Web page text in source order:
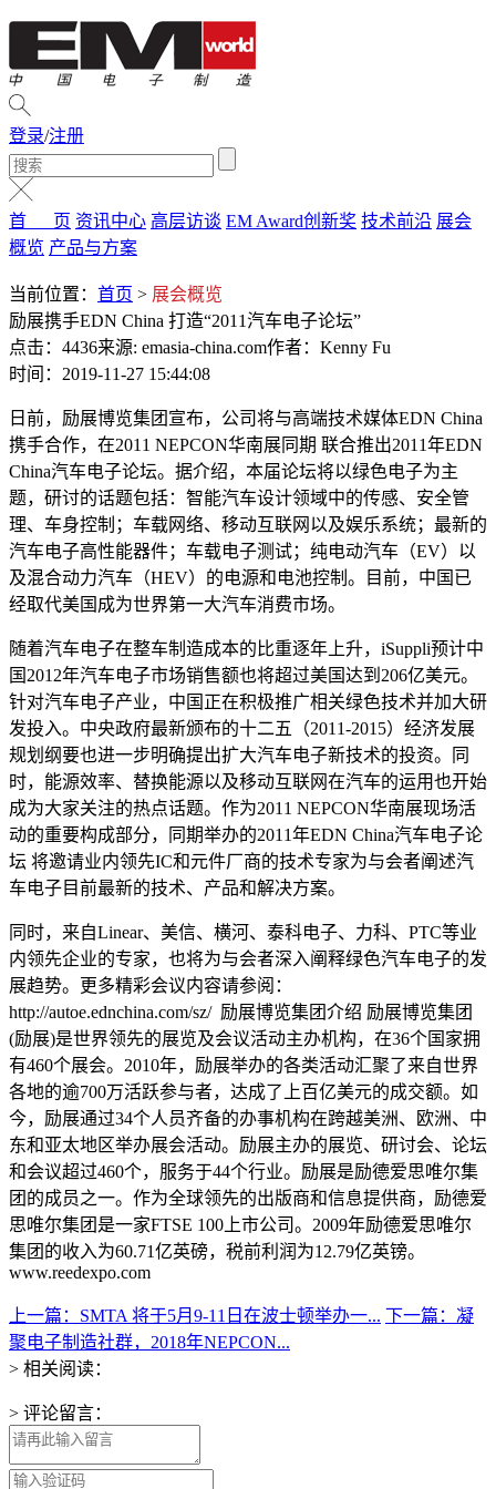
登录/注册
首 页 资讯中心 高层访谈 EM Award创新奖 技术前沿 展会
概览 产品与方案
当前位置： 首页 > 展会概览
励展携手EDN China 打造“2011汽车电子论坛”
点击：4436来源: emasia-china.com作者：Kenny Fu
时间：2019-11-27 15:44:08
日前，励展博览集团宣布，公司将与高端技术媒体EDN China
携手合作，在2011 NEPCON华南展同期 联合推出2011年EDN
China汽车电子论坛。据介绍，本届论坛将以绿色电子为主
题，研讨的话题包括：智能汽车设计领域中的传感、安全管
理、车身控制；车载网络、移动互联网以及娱乐系统；最新的
汽车电子高性能器件；车载电子测试；纯电动汽车（EV）以
及混合动力汽车（HEV）的电源和电池控制。目前，中国已
经取代美国成为世界第一大汽车消费市场。
随着汽车电子在整车制造成本的比重逐年上升，iSuppli预计中
国2012年汽车电子市场销售额也将超过美国达到206亿美元。
针对汽车电子产业，中国正在积极推广相关绿色技术并加大研
发投入。中央政府最新颁布的十二五（2011-2015）经济发展
规划纲要也进一步明确提出扩大汽车电子新技术的投资。同
时，能源效率、替换能源以及移动互联网在汽车的运用也开始
成为大家关注的热点话题。作为2011 NEPCON华南展现场活
动的重要构成部分，同期举办的2011年EDN China汽车电子论
坛 将邀请业内领先IC和元件厂商的技术专家为与会者阐述汽
车电子目前最新的技术、产品和解决方案。
同时，来自Linear、美信、横河、泰科电子、力科、PTC等业
内领先企业的专家，也将为与会者深入阐释绿色汽车电子的发
展趋势。更多精彩会议内容请参阅：
http://autoe.ednchina.com/sz/ 励展博览集团介绍 励展博览集团
(励展)是世界领先的展览及会议活动主办机构，在36个国家拥
有460个展会。2010年，励展举办的各类活动汇聚了来自世界
各地的逾700万活跃参与者，达成了上百亿美元的成交额。如
今，励展通过34个人员齐备的办事机构在跨越美洲、欧洲、中
东和亚太地区举办展会活动。励展主办的展览、研讨会、论坛
和会议超过460个，服务于44个行业。励展是励德爱思唯尔集
团的成员之一。作为全球领先的出版商和信息提供商，励德爱
思唯尔集团是一家FTSE 100上市公司。2009年励德爱思唯尔
集团的收入为60.71亿英磅，税前利润为12.79亿英镑。
www.reedexpo.com
上一篇：SMTA 将于5月9-11日在波士顿举办一... 下一篇：凝
聚电子制造社群，2018年NEPCON...
> 相关阅读：
> 评论留言：